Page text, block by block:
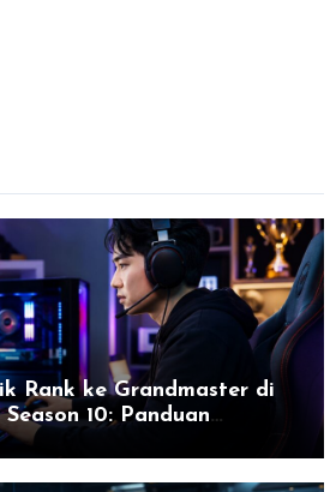
Rank ke Grandmaster di
10: Panduan
Terbaru untuk Sukses